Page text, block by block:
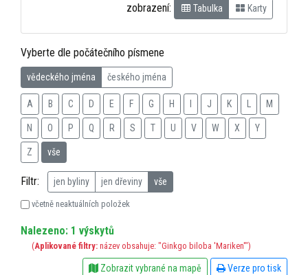
zobrazení: Tabulka Karty
Vyberte dle počátečního písmene
vědeckého jména českého jména
A B C D E F G H J K M
N O P Q R S T U V W X Y
Z vše
Filtr: jen byliny jen dřeviny vše
včetně neaktuálních položek
Nalezeno: 1 výskytů
(Aplikované filtry: název obsahuje: "Ginkgo biloba 'Mariken'")
Zobrazit vybrané na mapě Verze pro tisk